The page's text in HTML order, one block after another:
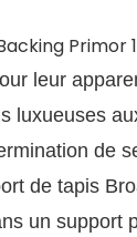
leur
luxueuses
de
de tapis
un support